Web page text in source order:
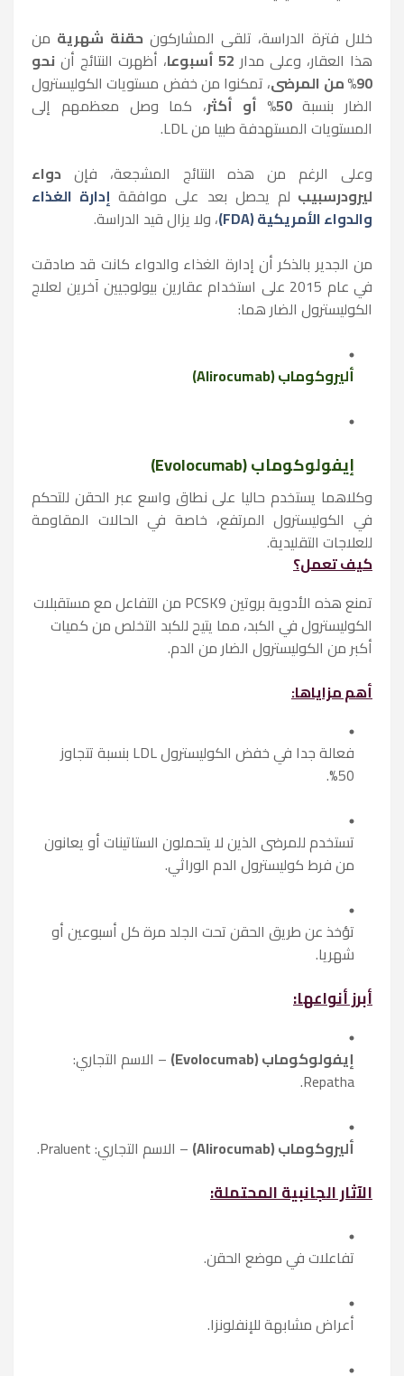
خلال فترة الدراسة، تلقى المشاركون حقنة شهرية من
هذا العقار، وعلى مدار 52 أسبوعا ، أظهرت النتائج أن نحو
90% من المرضى
، تمكنوا من خفض مستويات الكوليسترول
الضار بنسبة50% أو أكثر
، كما وصل معظمهم إلى
المستويات المستهدفة طبيا من LDL.
وعلى الرغم من هذه النتائج المشجعة، فإن دواء
ليرودرسبيب لم يحصل بعد على موافقة إدارة الغذاء
والدواء الأمريكية (FDA)
، ولا يزال قيد الدراسة.
من الجدير بالذكر أن إدارة الغذاء والدواء كانت قد صادقت
في عام 2015 على استخدام عقارين بيولوجيين آخرين لعلاج
الكوليسترول الضار هما:
أليروكوماب (Alirocumab)
إيفولوكوماب (Evolocumab)
وكلاهما يستخدم حاليا على نطاق واسع عبر الحقن للتحكم
في الكوليسترول المرتفع، خاصة في الحالات المقاومة
للعلاجات التقليدية.
كيف تعمل؟
تمنع هذه الأدوية بروتين PCSK9 من التفاعل مع مستقبلات
الكوليسترول في الكبد، مما يتيح للكبد التخلص من كميات
أكبر من الكوليسترول الضار من الدم.
أهم مزاياها:
فعالة جدا في خفض الكوليسترول LDL بنسبة تتجاوز
50%.
تستخدم للمرضى الذين لا يتحملون الستاتينات أو يعانون
من فرط كوليسترول الدم الوراثي.
تؤخذ عن طريق الحقن تحت الجلد مرة كل أسبوعين أو
شهريا.
أبرز أنواعها:
إيفولوكوماب (Evolocumab)
– الاسم التجاري:
Repatha.
أليروكوماب (Alirocumab) – الاسم التجاري: Praluent.
الآثار الجانبية المحتملة:
تفاعلات في موضع الحقن.
أعراض مشابهة للإنفلونزا.